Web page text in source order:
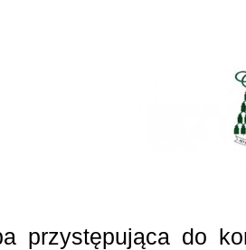
przystępująca do